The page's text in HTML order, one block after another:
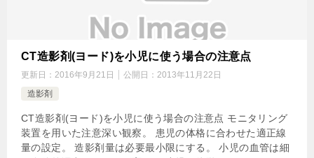
CT造影剤(ヨード)を小児に使う場合の注意点
更新日： 2016年9月21日 公開日： 2013年11月22日
造影剤
CT造影剤(ヨード)を小児に使う場合の注意点 モニタリング
装置を用いた注意深い観察。 患児の体格に合わせた適正線
量の設定。 造影剤量は必要最小限にする。 小児の血管は細